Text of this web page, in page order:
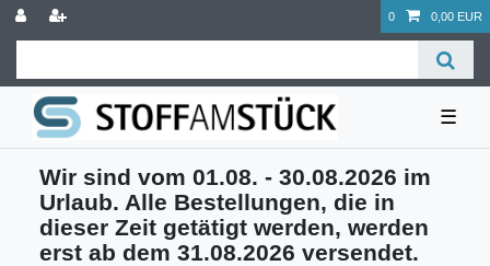
0 0,00 EUR
☰
Wir sind vom 01.08. - 30.08.2026 im
Urlaub. Alle Bestellungen, die in
dieser Zeit getätigt werden, werden
erst ab dem 31.08.2026 versendet.